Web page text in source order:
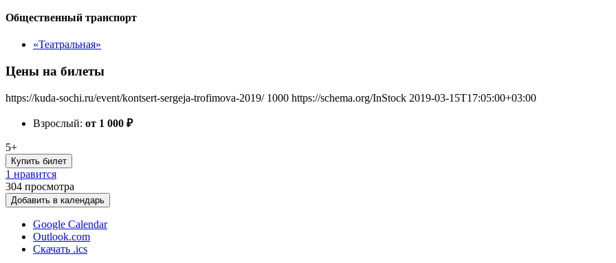
Общественный транспорт
«Театральная»
Цены на билеты
https://kuda-sochi.ru/event/kontsert-sergeja-trofimova-2019/ 1000 https://schema.org/InStock 2019-03-15T17:05:00+03:00
Взрослый: от 1 000 ₽
5+
Купить билет
1 нравится
304 просмотра
Добавить в календарь
Google Calendar
Outlook.com
Скачать .ics